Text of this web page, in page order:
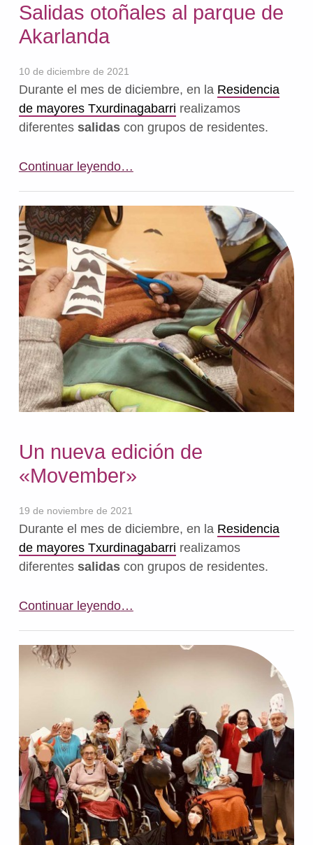
Salidas otoñales al parque de
Akarlanda
10 de diciembre de 2021
Durante el mes de diciembre, en la Residencia
de mayores Txurdinagabarri realizamos
diferentes salidascon grupos de residentes.
Continuar leyendo…
Un nueva edición de
«Movember»
19 de noviembre de 2021
Durante el mes de diciembre, en la Residencia
de mayores Txurdinagabarri realizamos
diferentes salidascon grupos de residentes.
Continuar leyendo…